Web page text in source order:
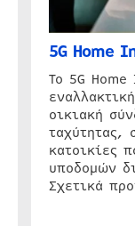
5G Home
Το 5G
οικιακή
ταχύτητας,
κατοικίες
υποδομών
Σχετικά